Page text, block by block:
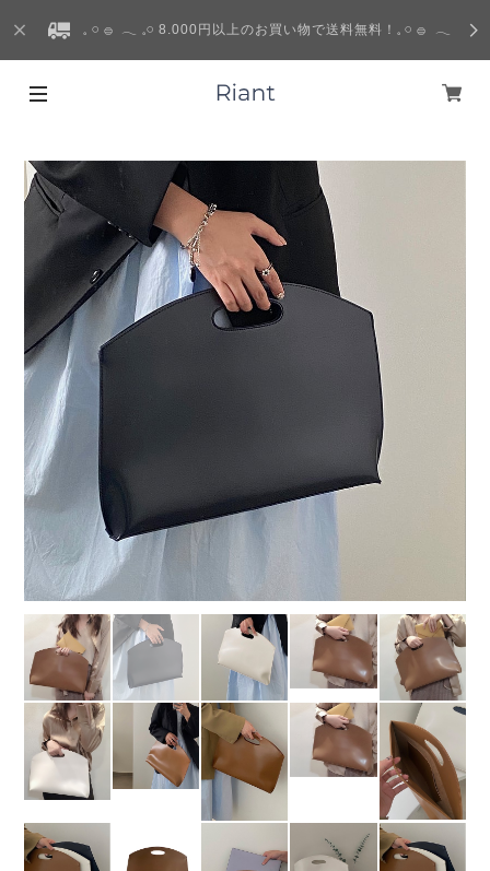
𓈒 𓏸 𓐍 𓂃 𓈒𓏸 8.000円以上のお買い物で送料無料！𓈒 𓏸 𓐍 𓂃